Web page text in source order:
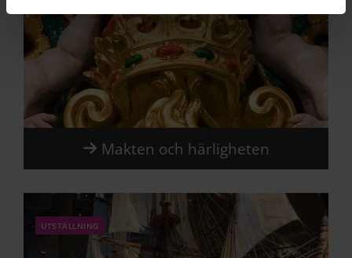
Makten och härligheten
utställning